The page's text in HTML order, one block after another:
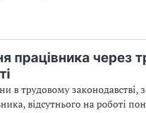
працівника через
в трудовому законодавстві,
відсутнього на роботі